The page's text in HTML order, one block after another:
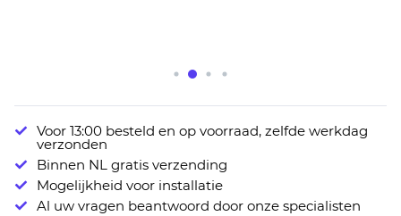
naar
het
begin
van
Voor 13:00 besteld en op voorraad, zelfde werkdag
verzonden
Binnen NL gratis verzending
Mogelijkheid voor installatie
Al uw vragen beantwoord door onze specialisten